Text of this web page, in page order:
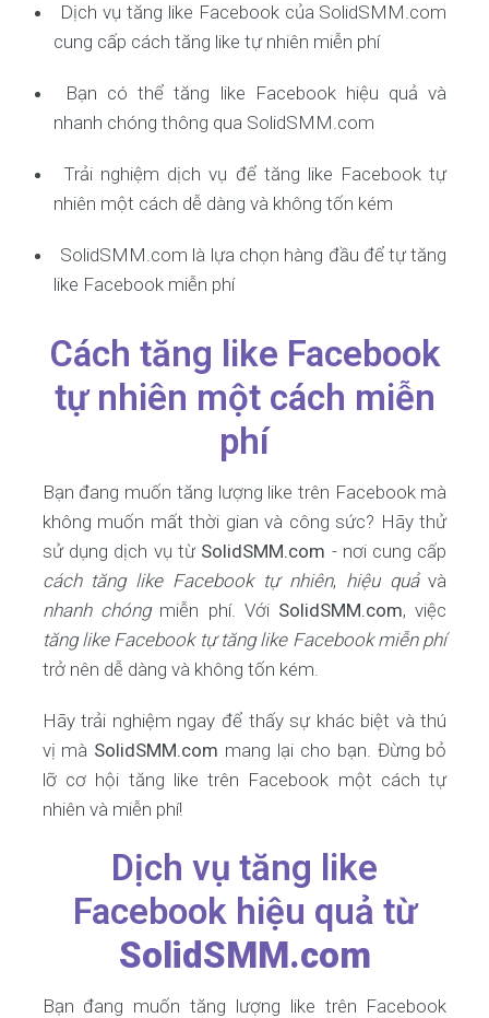
Dịch vụ tăng like Facebook của SolidSMM.com
cung cấp cách tăng like tự nhiên miễn phí
Bạn có thể tăng like Facebook hiệu quả và
nhanh chóng thông qua SolidSMM.com
Trải nghiệm dịch vụ để tăng like Facebook tự
nhiên một cách dễ dàng và không tốn kém
SolidSMM.com là lựa chọn hàng đầu để tự tăng
like Facebook miễn phí
Cách tăng like Facebook
tự nhiên một cách miễn
phí
Bạn đang muốn tăng lượng like trên Facebook mà
không muốn mất thời gian và công sức? Hãy thử
sử dụng dịch vụ từ SolidSMM.com - nơi cung cấp
cách tăng like Facebook tự nhiên, hiệu quảvà
nhanh chóngmiễn phí. Với SolidSMM.com, việc
tăng like Facebook tự tăng like Facebook miễn phí
trở nên dễ dàng và không tốn kém.
Hãy trải nghiệm ngay để thấy sự khác biệt và thú
vị mà SolidSMM.com mang lại cho bạn. Đừng bỏ
lỡ cơ hội tăng like trên Facebook một cách tự
nhiên và miễn phí!
Dịch vụ tăng like
Facebook hiệu quả từ
SolidSMM.com
Bạn đang muốn tăng lượng like trên Facebook